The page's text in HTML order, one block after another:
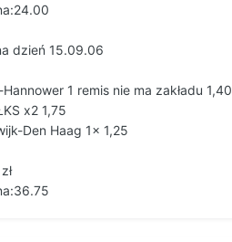
dzień 15.09.06
1 remis nie ma zakładu 1,40
x2 1,75
Den Haag 1x 1,25